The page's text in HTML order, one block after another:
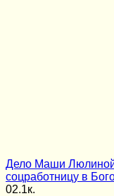
Дело Маши Люлиной
соцработницу в
02.1к.